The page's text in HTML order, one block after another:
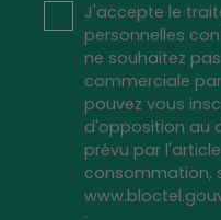
J'accepte le
personnelles
ne souhaitez
commerciale
pouvez vous
d'opposition au
prévu par
consommation,